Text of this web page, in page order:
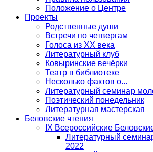
Положение о Центре
Проекты
Родственные души
Встречи по четвергам
Голоса из ХХ века
Литературный клуб
Ковыринские вечёрки
Театр в библиотеке
Несколько фактов о...
Литературный семинар
Поэтический понедельник
Литературная мастерская
Беловские чтения
IX Всероссийские
Литературный
2022